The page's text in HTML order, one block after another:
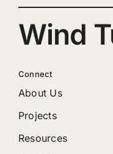
Wind
Connect
About Us
Projects
Resources